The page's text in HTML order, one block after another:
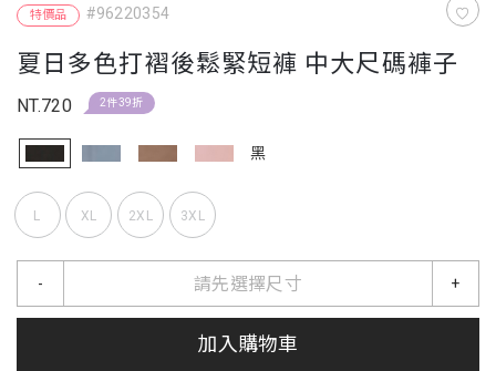
特價品 #96220354
夏日多色打褶後鬆緊短褲 中大尺碼褲子
NT.720 2件39折
黑
L XL 2XL 3XL
請先選擇尺寸
- +
加入購物車